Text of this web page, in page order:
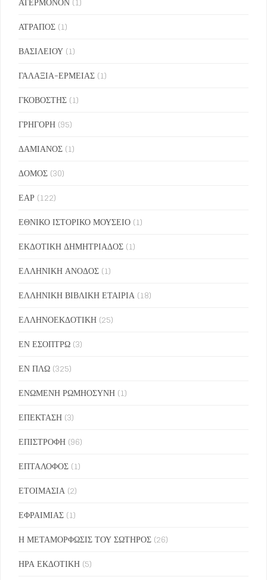
ΑΤΡΑΠΟΣ (1)
ΒΑΣΙΛΕΙΟΥ (1)
ΓΑΛΑΞΙΑ-ΕΡΜΕΙΑΣ (1)
ΓΚΟΒΟΣΤΗΣ (1)
ΓΡΗΓΟΡΗ (95)
ΔΑΜΙΑΝΟΣ (1)
ΔΟΜΟΣ (30)
ΕΑΡ (122)
ΕΘΝΙΚΟ ΙΣΤΟΡΙΚΟ ΜΟΥΣΕΙΟ (1)
ΕΚΔΟΤΙΚΗ ΔΗΜΗΤΡΙΑΔΟΣ (1)
ΕΛΛΗΝΙΚΗ ΑΝΟΔΟΣ (1)
ΕΛΛΗΝΙΚΗ ΒΙΒΛΙΚΗ ΕΤΑΙΡΙΑ (18)
ΕΛΛΗΝΟΕΚΔΟΤΙΚΗ (25)
ΕΝ ΕΣΟΠΤΡΩ (3)
ΕΝ ΠΛΩ (325)
ΕΝΩΜΕΝΗ ΡΩΜΗΟΣΥΝΗ (1)
ΕΠΕΚΤΑΣΗ (3)
ΕΠΙΣΤΡΟΦΗ (96)
ΕΠΤΑΛΟΦΟΣ (1)
ΕΤΟΙΜΑΣΙΑ (2)
ΕΦΡΑΙΜΙΑΣ (1)
Η ΜΕΤΑΜΟΡΦΩΣΙΣ ΤΟΥ ΣΩΤΗΡΟΣ (26)
ΗΡΑ ΕΚΔΟΤΙΚΗ (5)